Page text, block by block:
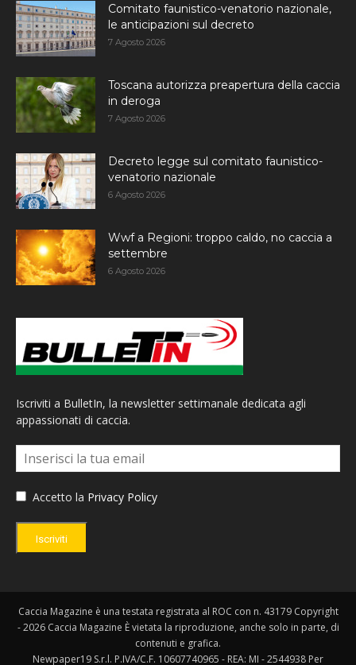
Comitato faunistico-venatorio nazionale,
le anticipazioni sul decreto
7 Agosto 2026
Toscana autorizza preapertura della caccia
in deroga
7 Agosto 2026
Decreto legge sul comitato faunistico-
venatorio nazionale
6 Agosto 2026
Wwf a Regioni: troppo caldo, no caccia a
settembre
6 Agosto 2026
Iscriviti a BulletIn, la newsletter settimanale dedicata agli
appassionati di caccia.
Accetto la Privacy Policy
Iscriviti
Caccia Magazine è una testata registrata al ROC con n. 43179 Copyright
- 2026 Caccia Magazine È vietata la riproduzione, anche solo in parte, di
contenuti e grafica.
Newpaper19 S.r.l. P.IVA/C.F. 10607740965 - REA: MI - 2544938 Per